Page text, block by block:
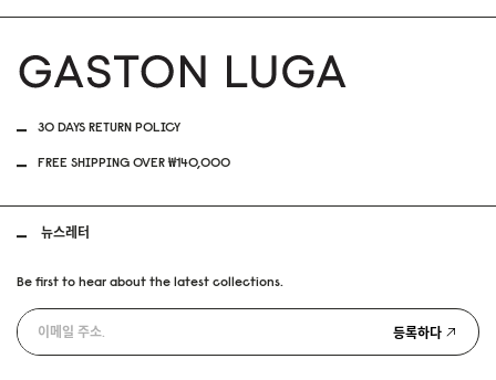
30 DAYS RETURN POLICY
FREE SHIPPING OVER ₩140,000
뉴스레터
Be first to hear about the latest collections.
등록하다